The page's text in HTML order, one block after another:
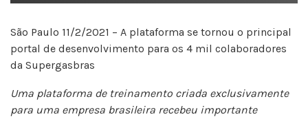
São Paulo 11/2/2021 – A plataforma se tornou o principal
portal de desenvolvimento para os 4 mil colaboradores
da Supergasbras
Uma plataforma de treinamento criada exclusivamente
para uma empresa brasileira recebeu importante